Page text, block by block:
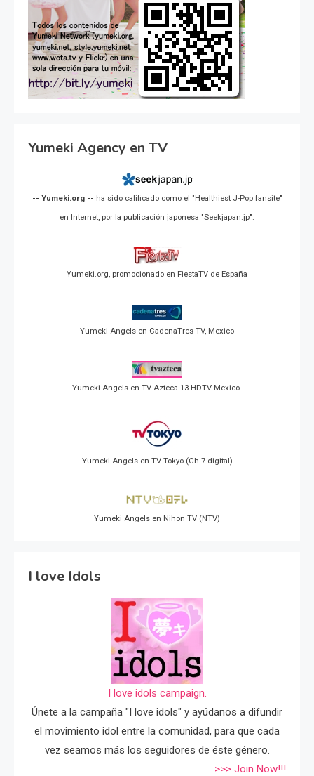
Yumeki Agency en TV
-- Yumeki.org -- ha sido calificado como el "Healthiest J-Pop fansite"
en Internet, por la publicación japonesa "Seekjapan.jp".
Yumeki.org, promocionado en FiestaTV de España
Yumeki Angels en CadenaTres TV, Mexico
Yumeki Angels en TV Azteca 13 HDTV Mexico.
Yumeki Angels en TV Tokyo (Ch 7 digital)
Yumeki Angels en Nihon TV (NTV)
I love Idols
I love idols campaign.
Únete a la campaña "I love idols" y ayúdanos a difundir
el movimiento idol entre la comunidad, para que cada
vez seamos más los seguidores de éste género.
>>> Join Now!!!